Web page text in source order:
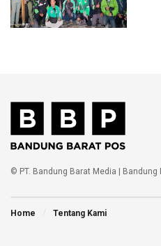
© PT. Bandung Barat Media | Bandung
Home Tentang Kami